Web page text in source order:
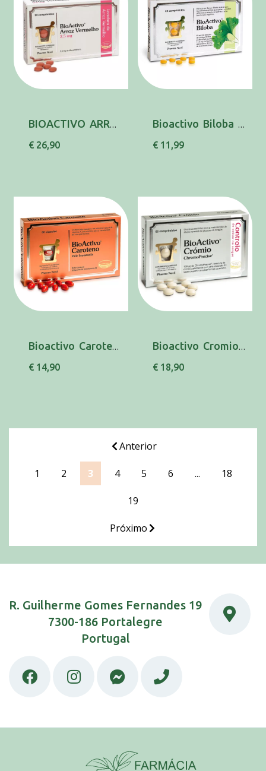
BIOACTIVO ARROZ VERMELHO 2,5MG COMPX90 LEVEDU...
€ 26,90
Bioactivo Biloba 60mg Compx60 x 60 comp
€ 11,99
Bioactivo Caroteno Capsx60 x 60 cáps(s)
€ 14,90
Bioactivo Cromio Compx60 x 60 comp rev
€ 18,90
Anterior
1 2 3 4 5 6 ... 18
19
Próximo
R. Guilherme Gomes Fernandes 19
7300-186 Portalegre
Portugal